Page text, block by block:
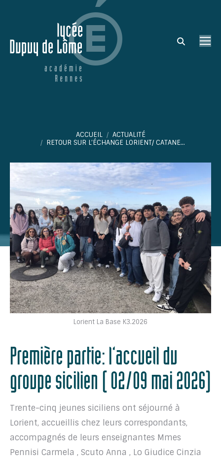
Search:
ACCUEIL
ACTUALITÉ
RETOUR SUR L’ÉCHANGE LORIENT/ CATANE…
Lorient La Base K3.2026
Première partie: l’accueil du
groupe sicilien ( 02/09 mai 2026)
Trente-cinq jeunes siciliens ont séjourné à
Lorient, accueillis chez leurs correspondants,
accompagnés de leurs enseignantes Mmes
Pennisi Carmela , Scuto Anna , Lo Giudice Cinzia